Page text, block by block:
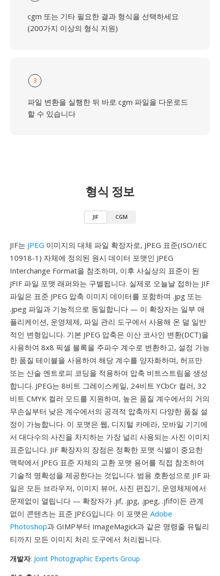
cgm 또는 기타 필요한 결과 형식을 선택하세요
(200가지 이상의 형식 지원)
3
파일 변환을 실행한 뒤 바로 cgm 파일을 다운로드
할 수 있습니다
형식 정보
JIF CGM
JIF는 JPEG 이미지의 대체 파일 확장자로, JPEG 표준(ISO/IEC
10918-1) 자체에 정의된 원시 데이터 포맷인 JPEG
Interchange Format을 참조하며, 이후 사실상의 표준이 된
JFIF 파일 포맷 래퍼와는 구별됩니다. 실제로 오늘날 접하는 JIF
파일은 표준 JPEG 압축 이미지 데이터를 포함하며 .jpg 또는
.jpeg 파일과 기능적으로 동일합니다 — 이 확장자는 일부 애
플리케이션, 운영체제, 파일 관리 도구에서 사용해 온 덜 일반
적인 변형입니다. 기본 JPEG 압축은 이산 코사인 변환(DCT)을
사용하여 8x8 픽셀 블록을 주파수 계수로 변환하고, 설정 가능
한 품질 테이블을 사용하여 해당 계수를 양자화하며, 허프만
또는 산술 엔트로피 코딩을 적용하여 압축 비트스트림을 생성
합니다. JPEG는 8비트 그레이스케일, 24비트 YCbCr 컬러, 32
비트 CMYK 컬러 모드를 지원하며, 높은 품질 계수에서의 거의
무손실부터 낮은 계수에서의 공격적 압축까지 다양한 품질 설
정이 가능합니다. 이 포맷은 웹, 디지털 카메라, 모바일 기기에
서 대다수의 사진을 차지하는 가장 널리 사용되는 사진 이미지
표준입니다. JIF 확장자의 장점은 정확한 포맷 식별이 중요한
맥락에서 JPEG 표준 자체의 교환 포맷 용어를 직접 참조하여
기술적 명확성을 제공한다는 것입니다. 범용 호환성으로 JIF 파
일은 모든 브라우저, 이미지 뷰어, 사진 편집기, 운영체제에서
문제없이 열립니다 — 확장자가 .jif, .jpg, .jpeg, .jfif이든 관계
없이 콘텐츠는 표준 JPEG입니다. 이 포맷은 Adobe
Photoshop과 GIMP부터 ImageMagick과 같은 명령줄 유틸리
티까지 모든 이미지 처리 도구에서 처리됩니다.
개발자: Joint Photographic Experts Group